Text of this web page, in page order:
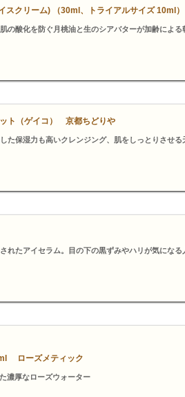
スクリーム) （30ml、トライアルサイズ 10ml
の酸化を防ぐ月桃油と生のシアバターが加齢によ
ト（ゲイコ） 京都ちどりや
た保湿力も高いクレンジング、肌をしっとりさせ
れたアイセラム。目の下の黒ずみやハリが気になる
ローズメティック
濃厚なローズウォーター